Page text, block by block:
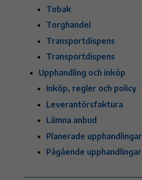
Tobak
Torghandel
Transportdispens
Transportdispens
Upphandling och inköp
Inköp, regler och policy
Leverantörsfaktura
Lämna anbud
Planerade upphandlingar
Pågående upphandlingar